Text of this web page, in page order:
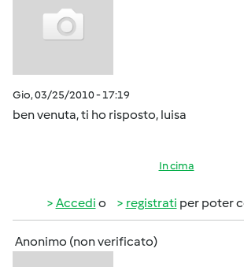
Gio, 03/25/2010 - 17:19
ben venuta, ti ho risposto, luisa
In cima
Accedi o registrati per poter
Anonimo (non verificato)